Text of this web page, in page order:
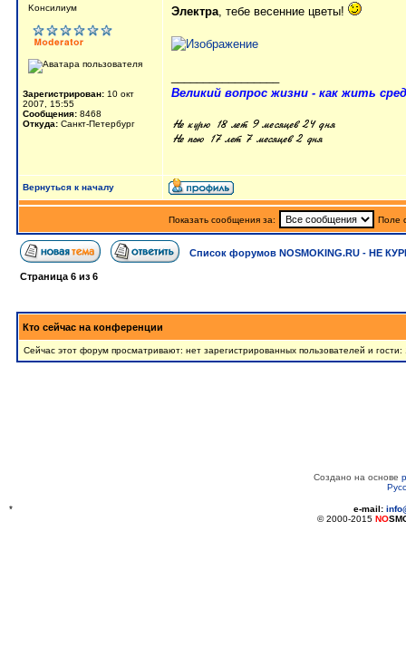
Kонсилиум
Зарегистрирован: 10 окт
2007, 15:55
Сообщения: 8468
Откуда: Санкт-Петербург
Электра, тебе весенние цветы!
Великий вопрос жизни - как жить
Вернуться к началу
Показать сообщения за: Поле
Список форумов NOSMOKING.RU - НЕ
Страница 6 из 6
Кто сейчас на конференции
Сейчас этот форум просматривают: нет зарегистрированных пользователей и гости:
Создано на основе
* e-mail:
© 2000-2015 NO